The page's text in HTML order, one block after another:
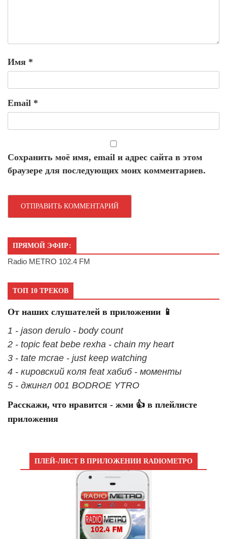
Имя *
Email *
Сохранить моё имя, email и адрес сайта в этом
браузере для последующих моих комментариев.
ПРЯМОЙ ЭФИР:
Radio METRO 102.4 FM
ТОП 10 ТРЕКОВ
От наших слушателей в приложении 📱
1 - jason derulo - body count
2 - topic feat bebe rexha - chain my heart
3 - tate mcrae - just keep watching
4 - кировский коля feat хабиб - моменты
5 - джингл 001 BODROE YTRO
Расскажи, что нравится - жми 👍 в плейлисте
приложения
ПЛЕЙ-ЛИСТ В ПРИЛОЖЕНИИ RADIOМЕТРО